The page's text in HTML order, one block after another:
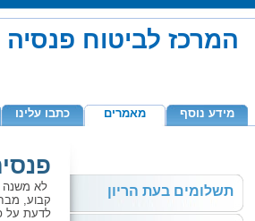
המרכז לביטוח
מידע נוסף מאמרים כתבו עלינו
תשלומים בעת הריון
לא משנה
קבוע,
לדעת על